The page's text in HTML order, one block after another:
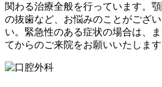
関わる治療全般を行っています。
の抜歯など、お悩みのことがござ
い。緊急性のある症状の場合は、
てからのご来院をお願いいたします